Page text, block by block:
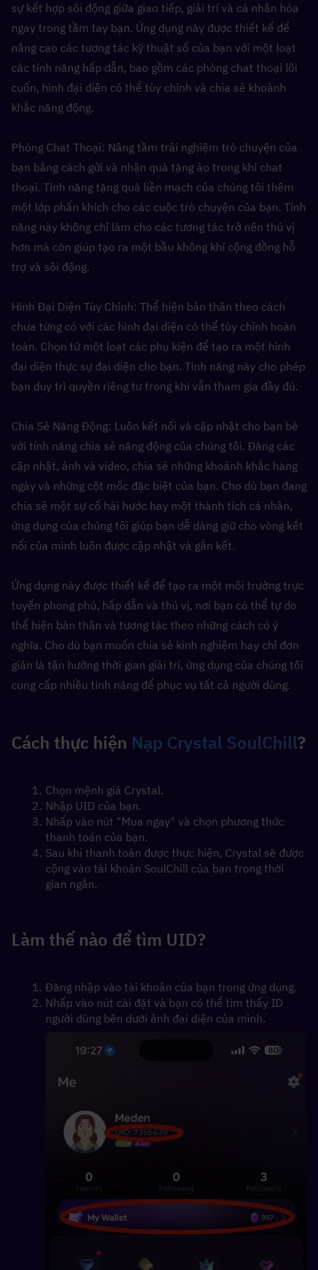
sự kết hợp sôi động giữa giao tiếp, giải trí và cá nhân hóa
ngay trong tầm tay bạn. Ứng dụng này được thiết kế để
nâng cao các tương tác kỹ thuật số của bạn với một loạt
các tính năng hấp dẫn, bao gồm các phòng chat thoại lôi
cuốn, hình đại diện có thể tùy chỉnh và chia sẻ khoảnh
khắc năng động.
Phòng Chat Thoại: Nâng tầm trải nghiệm trò chuyện của
bạn bằng cách gửi và nhận quà tặng ảo trong khi chat
thoại. Tính năng tặng quà liền mạch của chúng tôi thêm
một lớp phấn khích cho các cuộc trò chuyện của bạn. Tính
năng này không chỉ làm cho các tương tác trở nên thú vị
hơn mà còn giúp tạo ra một bầu không khí cộng đồng hỗ
trợ và sôi động.
Hình Đại Diện Tùy Chỉnh: Thể hiện bản thân theo cách
chưa từng có với các hình đại diện có thể tùy chỉnh hoàn
toàn. Chọn từ một loạt các phụ kiện để tạo ra một hình
đại diện thực sự đại diện cho bạn. Tính năng này cho phép
bạn duy trì quyền riêng tư trong khi vẫn tham gia đầy đủ.
Chia Sẻ Năng Động: Luôn kết nối và cập nhật cho bạn bè
với tính năng chia sẻ năng động của chúng tôi. Đăng các
cập nhật, ảnh và video, chia sẻ những khoảnh khắc hàng
ngày và những cột mốc đặc biệt của bạn. Cho dù bạn đang
chia sẻ một sự cố hài hước hay một thành tích cá nhân,
ứng dụng của chúng tôi giúp bạn dễ dàng giữ cho vòng kết
nối của mình luôn được cập nhật và gắn kết.
Ứng dụng này được thiết kế để tạo ra một môi trường trực
tuyến phong phú, hấp dẫn và thú vị, nơi bạn có thể tự do
thể hiện bản thân và tương tác theo những cách có ý
nghĩa. Cho dù bạn muốn chia sẻ kinh nghiệm hay chỉ đơn
giản là tận hưởng thời gian giải trí, ứng dụng của chúng tôi
cung cấp nhiều tính năng để phục vụ tất cả người dùng.
Cách thực hiện Nạp Crystal SoulChill?
Chọn mệnh giá Crystal.
Nhập UID của bạn.
Nhấp vào nút "Mua ngay" và chọn phương thức
thanh toán của bạn.
Sau khi thanh toán được thực hiện, Crystal sẽ được
cộng vào tài khoản SoulChill của bạn trong thời
gian ngắn.
Làm thế nào để tìm UID?
Đăng nhập vào tài khoản của bạn trong ứng dụng.
Nhấp vào nút cài đặt và bạn có thể tìm thấy ID
người dùng bên dưới ảnh đại diện của mình.